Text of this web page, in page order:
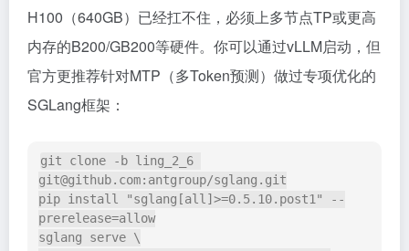
H100（640GB）已经扛不住，必须上多节点TP或更高
内存的B200/GB200等硬件。你可以通过vLLM启动，但
官方更推荐针对MTP（多Token预测）做过专项优化的
SGLang框架：
git clone -b ling_2_6
git@github.com:antgroup/sglang.git
pip install
"sglang[all]>=0.5.10.post1"
--
prerelease=allow
sglang serve \